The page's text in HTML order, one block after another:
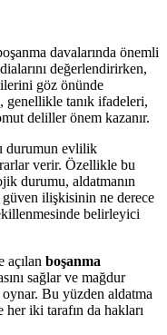
davalarında önemli
değerlendirirken,
göz önünde
genellikle tanık ifadeleri,
deliller önem kazanır.
durumun evlilik
verir. Özellikle bu
durumu, aldatmanın
güven ilişkisinin ne derece
belirleyici
açılan boşanma
sağlar ve mağdur
Bu yüzden aldatma
iki tarafın da hakları